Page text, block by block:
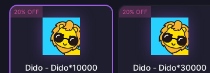
20% OFF
Dido - Dido*10000
20% OFF
Dido - Dido*30000